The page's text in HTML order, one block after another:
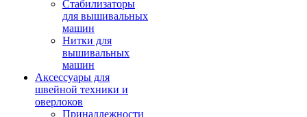
Стабилизаторы
для вышивальных
машин
Нитки для
вышивальных
машин
Аксессуары для
швейной техники и
оверлоков
Принадлежности